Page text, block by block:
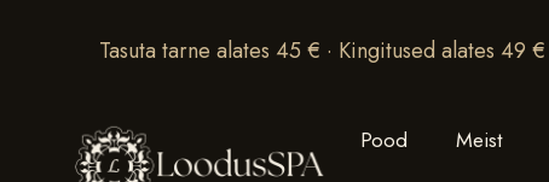
Tasuta tarne alates 45 € · Kingitused alates 49 €
Pood Meist